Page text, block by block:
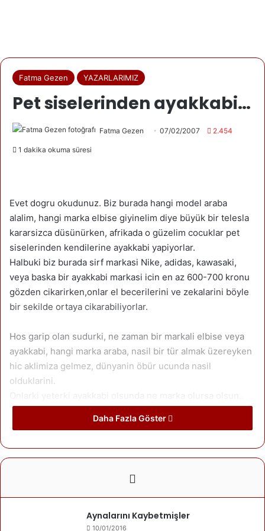
Fatma Gezen YAZARLARIMIZ
Pet siselerinden ayakkabi…
Fatma Gezen 07/02/2007 2.454
1 dakika okuma süresi
Evet dogru okudunuz. Biz burada hangi model araba
alalim, hangi marka elbise giyinelim diye büyük bir telesla
kararsizca düsünürken, afrikada o güzelim cocuklar pet
siselerinden kendilerine ayakkabi yapiyorlar.
Halbuki biz burada sirf markasi Nike, adidas, kawasaki,
veya baska bir ayakkabi markasi icin en az 600-700 kronu
gözden cikarirken,onlar el becerilerini ve zekalarini böyle
bir sekilde ortaya cikarabiliyorlar.
Hos garip olan sudurki, ne zaman bir markali elbise veya
ayakkabi, hangi marka araba, nasil bir tür almak üzereyken
hic aklimiza gelmez, dünyanin öbür ucunda nasil
olduklarini.
Onlarki yeterki ayakkabi olsunda ne marka olursa olsun..
Yeterki üstümüzde cati olsunda isterse samanlik, ahir
insanlar var dünyada.
Bu bir genelleme, afrika da somaliada, avrupada rusyada,
asyada Kürdistanda, hatta büyük gözüyle bakinan
amerikada bile bu bir sorun.
Daha Fazla Göster
Aynalarını Kaybetmişler
10/01/2016